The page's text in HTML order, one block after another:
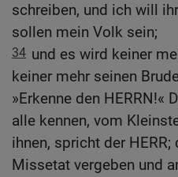
schreiben, und ich will
sollen mein Volk sein;
34 und es wird keiner
keiner mehr seinen
»Erkenne den HERRN!«
alle kennen, vom
ihnen, spricht der
Missetat vergeben und